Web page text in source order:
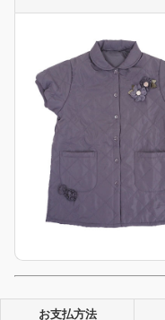
お支払方法